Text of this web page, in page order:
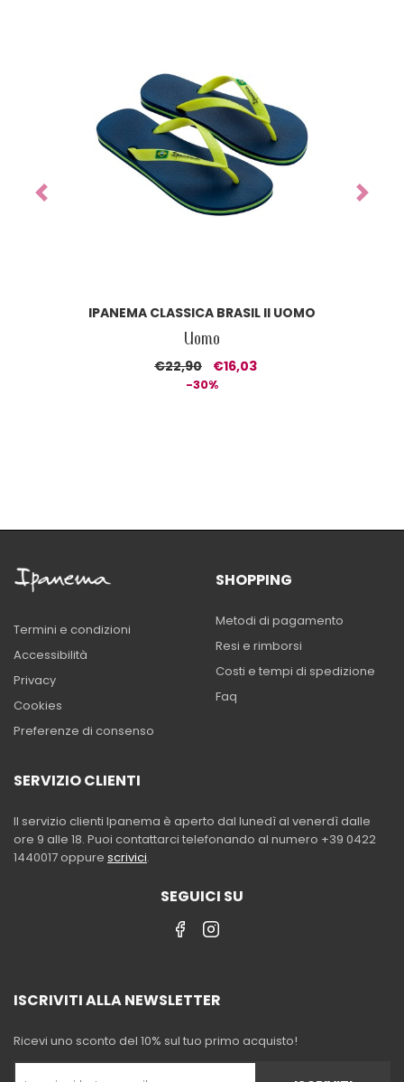
IPANEMA CLASSICA BRASIL II UOMO
Uomo
€22,90 €16,03
-30%
Previous Next
Termini e condizioni
Accessibilità
Privacy
Cookies
Preferenze di consenso
SHOPPING
Metodi di pagamento
Resi e rimborsi
Costi e tempi di spedizione
Faq
SERVIZIO CLIENTI
Il servizio clienti Ipanema è aperto dal lunedì al venerdì dalle
ore 9 alle 18. Puoi contattarci telefonando al numero +39 0422
1440017 oppure scrivici.
SEGUICI SU
ISCRIVITI ALLA NEWSLETTER
Ricevi uno sconto del 10% sul tuo primo acquisto!